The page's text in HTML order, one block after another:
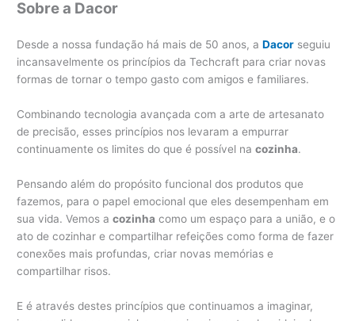
Sobre a Dacor
Desde a nossa fundação há mais de 50 anos, aDacor seguiu
incansavelmente os princípios da Techcraft para criar novas
formas de tornar o tempo gasto com amigos e familiares.
Combinando tecnologia avançada com a arte de artesanato
de precisão, esses princípios nos levaram a empurrar
continuamente os limites do que é possível nacozinha.
Pensando além do propósito funcional dos produtos que
fazemos, para o papel emocional que eles desempenham em
sua vida. Vemos acozinha como um espaço para a união, e o
ato de cozinhar e compartilhar refeições como forma de fazer
conexões mais profundas, criar novas memórias e
compartilhar risos.
E é através destes princípios que continuamos a imaginar,